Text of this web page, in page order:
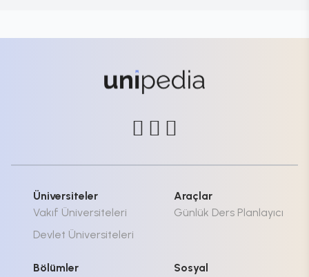
Üniversiteler
Vakıf Üniversiteleri
Devlet Üniversiteleri
Araçlar
Günlük Ders Planlayıcı
Bölümler Sosyal